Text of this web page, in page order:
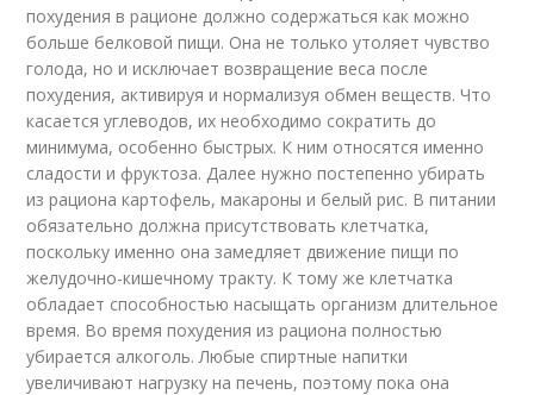
похудения в рационе должно содержаться как можно
больше белковой пищи. Она не только утоляет чувство
голода, но и исключает возвращение веса после
похудения, активируя и нормализуя обмен веществ. Что
касается углеводов, их необходимо сократить до
минимума, особенно быстрых. К ним относятся именно
сладости и фруктоза. Далее нужно постепенно убирать
из рациона картофель, макароны и белый рис. В питании
обязательно должна присутствовать клетчатка,
поскольку именно она замедляет движение пищи по
желудочно-кишечному тракту. К тому же клетчатка
обладает способностью насыщать организм длительное
время. Во время похудения из рациона полностью
убирается алкоголь. Любые спиртные напитки
увеличивают нагрузку на печень, поэтому пока она